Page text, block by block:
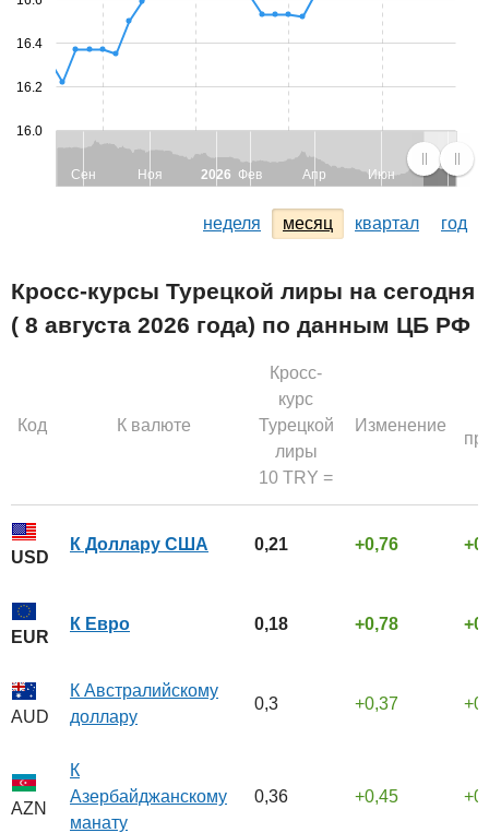
Сен Ноя 2026 Фев Апр Июн
16.0
16.2
16.4
неделя месяц квартал год
Кросс-курсы Турецкой лиры на сегодня
( 8 августа 2026 года) по данным ЦБ РФ
Код К валюте
Кросс-
курс
Турецкой
лиры
10 TRY =
Изменение
USD
К Доллару США 0,21 0,76
EUR
К Евро 0,18 0,78
AUD
К Австралийскому
доллару
0,3 0,37
AZN
К
Азербайджанскому
манату
0,36 0,45